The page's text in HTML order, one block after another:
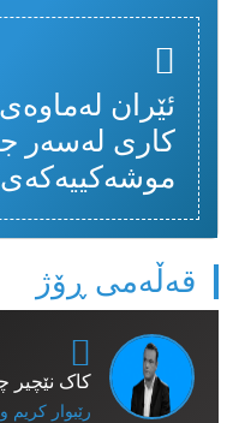
ئێران
کاری لەسەر
قەڵەمی ڕۆژ
کاک نێچیر
رێبوار كریم